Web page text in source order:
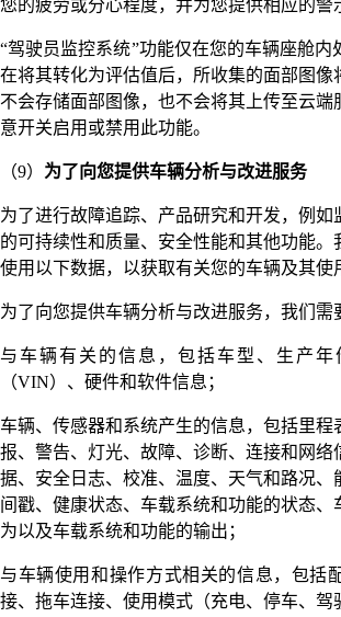
您的疲劳或分心程度，并为您提供相应的警
“驾驶员监控系统”功能仅在您的车辆座舱内
在将其转化为评估值后，所收集的面部图像
不会存储面部图像，也不会将其上传至云端
意开关启用或禁用此功能。
（9） 为了向您提供车辆分析与改进服务
为了进行故障追踪、产品研究和开发，例如
的可持续性和质量、安全性能和其他功能。
使用以下数据，以获取有关您的车辆及其使
为了向您提供车辆分析与改进服务，我们需
与车辆有关的信息，包括车型、生产年
（VIN）、硬件和软件信息；
车辆、传感器和系统产生的信息，包括里程
报、警告、灯光、故障、诊断、连接和网络
据、安全日志、校准、温度、天气和路况、
间戳、健康状态、车载系统和功能的状态、
为以及车载系统和功能的输出；
与车辆使用和操作方式相关的信息，包括
接、拖车连接、使用模式（充电、停车、驾